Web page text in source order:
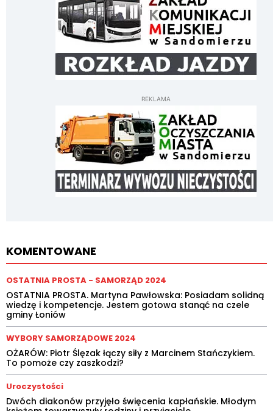
REKLAMA
KOMENTOWANE
OSTATNIA PROSTA - SAMORZĄD 2024
OSTATNIA PROSTA. Martyna Pawłowska: Posiadam solidną
wiedzę i kompetencje. Jestem gotowa stanąć na czele
gminy Łoniów
WYBORY SAMORZĄDOWE 2024
OŻARÓW: Piotr Ślęzak łączy siły z Marcinem Stańczykiem.
To pomoże czy zaszkodzi?
Uroczystości
Dwóch diakonów przyjęło święcenia kapłańskie. Młodym